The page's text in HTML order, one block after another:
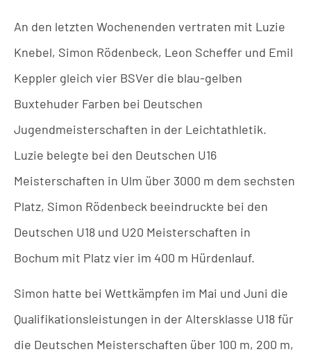
An den letzten Wochenenden vertraten mit Luzie
Knebel, Simon Rödenbeck, Leon Scheffer und Emil
Keppler gleich vier BSVer die blau-gelben
Buxtehuder Farben bei Deutschen
Jugendmeisterschaften in der Leichtathletik.
Luzie belegte bei den Deutschen U16
Meisterschaften in Ulm über 3000 m dem sechsten
Platz, Simon Rödenbeck beeindruckte bei den
Deutschen U18 und U20 Meisterschaften in
Bochum mit Platz vier im 400 m Hürdenlauf.
Simon hatte bei Wettkämpfen im Mai und Juni die
Qualifikationsleistungen in der Altersklasse U18 für
die Deutschen Meisterschaften über 100 m, 200 m,